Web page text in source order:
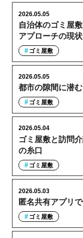
自治体のゴミ屋
アプローチの現状
2026.05.05
ゴミ屋敷
都市の隙間に潜
2026.05.05
ゴミ屋敷
ゴミ屋敷と訪問
の糸口
2026.05.04
ゴミ屋敷
匿名共有アプリ
2026.05.03
ゴミ屋敷